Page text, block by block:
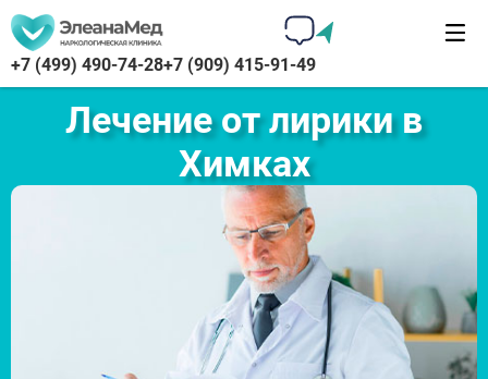
+7 (499) 490-74-28+7 (909) 415-91-49
Лечение от лирики в
Химках